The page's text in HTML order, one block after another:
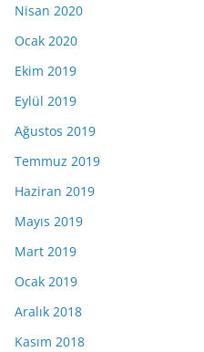
Nisan 2020
Ocak 2020
Ekim 2019
Eylül 2019
Ağustos 2019
Temmuz 2019
Haziran 2019
Mayıs 2019
Mart 2019
Ocak 2019
Aralık 2018
Kasım 2018